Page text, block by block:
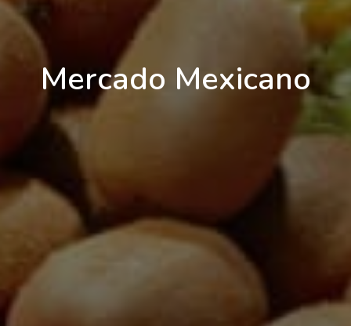
Mercado Mexicano